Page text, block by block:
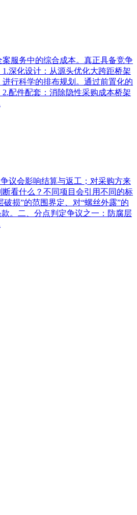
服务中的综合成本。真正具备竞争
深化设计：从源头优化大跨距桥架
行科学的排布规划。通过前置化的
配件配套：消除隐性采购成本桥架
议会影响结算与返工；对采购方来
看什么？不同项目会引用不同的标
损”的范围界定、对“螺丝外露”的
。二、分点判定争议之一：防腐层